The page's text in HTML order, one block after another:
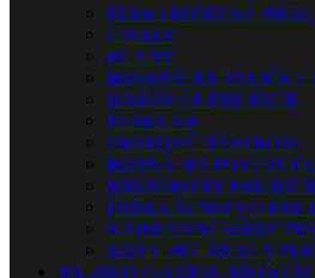
ELEKTRONICKÉ BICIE
ČINELY
BLANY
BUBENÍCKE PALIČKY
HARDVÉR PRE BICIE
PERKUSIE
ORFFOVÉ NÁSTROJE
BUBNY NA
MIKROFÓNY PRE
PRÍSLUŠENSTVO PRE
NÁHRADNÉ DIELY
NOTY PRE BICIE A
MUZIKOTERAPIA,